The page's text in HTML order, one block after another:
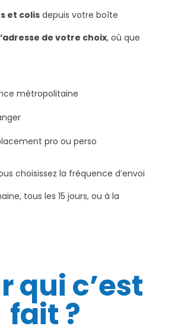
et colis depuis votre boîte
de votre choix, où que
métropolitaine
pro ou perso
choisissez la fréquence d’envoi
tous les 15 jours, ou à la
qui c’est
fait ?